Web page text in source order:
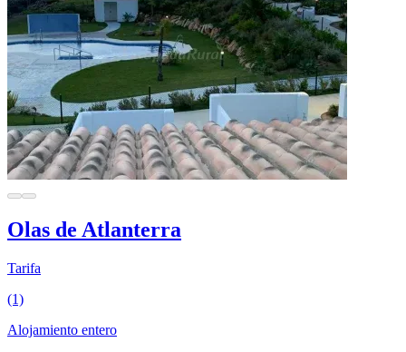
Olas de Atlanterra
Tarifa
(1)
Alojamiento entero